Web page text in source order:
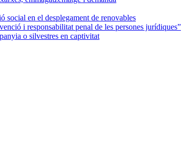
social en el desplegament de renovables
i responsabilitat penal de les persones jurídiques”
o silvestres en captivitat